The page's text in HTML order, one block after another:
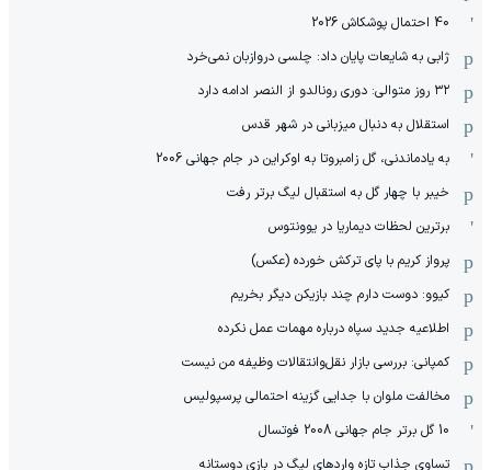
40 احتمال پوشکاش 2026
ژابی به شایعات پایان داد: چلسی دروازبان نمی‌خرد
۳۲ روز متوالی: دوری رونالدو از النصر ادامه دارد
استقلال به دنبال میزبانی در شهر قدس
به یادماندنی، گل زامبروتا به اوکراین در جام جهانی 2006
خیبر با چهار گل به استقبال لیگ برتر رفت
برترین لحظات دیماریا در یوونتوس
پرواز کریم با پای ترکش خورده (عکس)
کیوو: دوست دارم چند بازیکن دیگر بخریم
اطلاعیه جدید سپاه درباره مهمات عمل نکرده
کمپانی: بررسی بازار نقل‌وانتقالات وظیفه من نیست
مخالفت ملوان با جدایی گزینه احتمالی پرسپولیس
10 گل برتر جام جهانی 2008 فوتسال
تساوی جذاب تازه واردهای لیگ در بازی دوستانه